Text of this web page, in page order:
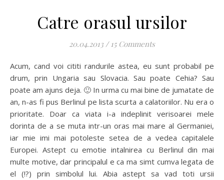
Catre orasul ursilor
20.04.2013 / 15 Comments
Acum, cand voi cititi randurile astea, eu sunt probabil pe
drum, prin Ungaria sau Slovacia. Sau poate Cehia? Sau
poate am ajuns deja. 🙂 In urma cu mai bine de jumatate de
an, n-as fi pus Berlinul pe lista scurta a calatoriilor. Nu era o
prioritate. Doar ca viata i-a indeplinit verisoarei mele
dorinta de a se muta intr-un oras mai mare al Germaniei,
iar mie imi mai potoleste setea de a vedea capitalele
Europei. Astept cu emotie intalnirea cu Berlinul din mai
multe motive, dar principalul e ca ma simt cumva legata de
el (!?) prin simbolul lui. Abia astept sa vad toti ursii